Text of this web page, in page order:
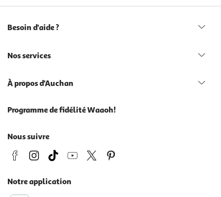
Besoin d'aide ?
Nos services
À propos d'Auchan
Programme de fidélité Waaoh!
Nous suivre
Notre application